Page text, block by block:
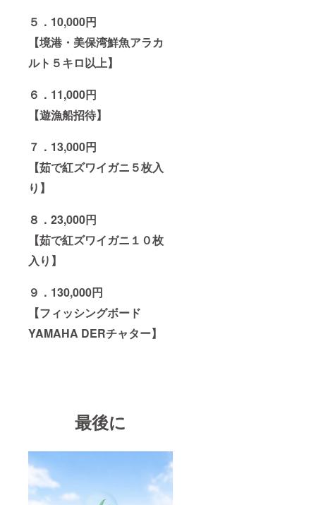
５．10,000円
【境港・美保湾鮮魚アラカ
ルト５キロ以上】
６．11,000円
【遊漁船招待】
７．13,000円
【茹で紅ズワイガニ５枚入
り】
８．23,000円
【茹で紅ズワイガニ１０枚
入り】
９．130,000円
【フィッシングボード
YAMAHA DERチャター】
最後に